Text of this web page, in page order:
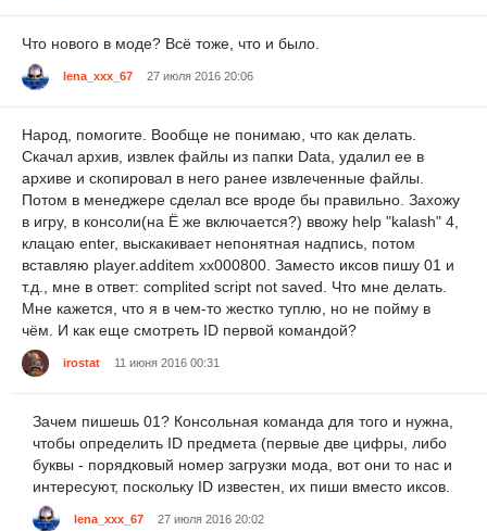
Что нового в моде? Всё тоже, что и было.
lena_xxx_67 27 июля 2016 20:06
Народ, помогите. Вообще не понимаю, что как делать.
Скачал архив, извлек файлы из папки Data, удалил ее в
архиве и скопировал в него ранее извлеченные файлы.
Потом в менеджере сделал все вроде бы правильно. Захожу
в игру, в консоли(на Ё же включается?) ввожу help "kalash" 4,
клацаю enter, выскакивает непонятная надпись, потом
вставляю player.additem xx000800. Заместо иксов пишу 01 и
т.д., мне в ответ: complited script not saved. Что мне делать.
Мне кажется, что я в чем-то жестко туплю, но не пойму в
чём. И как еще смотреть ID первой командой?
irostat 11 июня 2016 00:31
Зачем пишешь 01? Консольная команда для того и нужна,
чтобы определить ID предмета (первые две цифры, либо
буквы - порядковый номер загрузки мода, вот они то нас и
интересуют, поскольку ID известен, их пиши вместо иксов.
lena_xxx_67 27 июля 2016 20:02